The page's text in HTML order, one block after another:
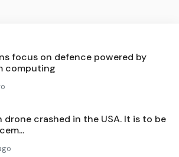
focus on defence powered by
computing
drone crashed in the USA. It is to be